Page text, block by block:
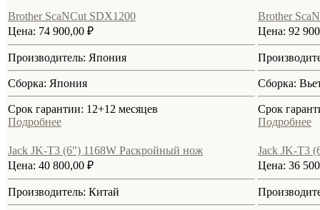
Brother ScaNCut SDX1200
Цена: 74 900,00 ₽
Производитель: Япония
Сборка: Япония
Срок гарантии: 12+12 месяцев
Подробнее
Brother
Цена: 92
Сборка:
Срок
Подробнее
Jack JK-T3 (6") 1168W Раскройный нож
Цена: 40 800,00 ₽
Производитель: Китай
Jack JK-T3
Цена: 36